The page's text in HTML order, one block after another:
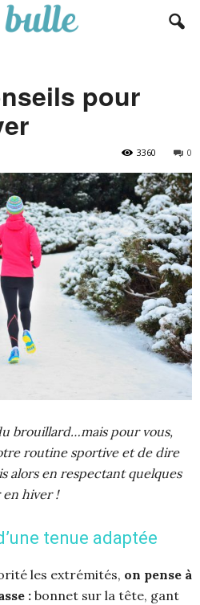
pour
0
3360
brouillard…mais pour vous,
routine sportive et de dire
alors en respectant quelques
hiver !
tenue adaptée
les extrémités, on pense à
: bonnet sur la tête, gant